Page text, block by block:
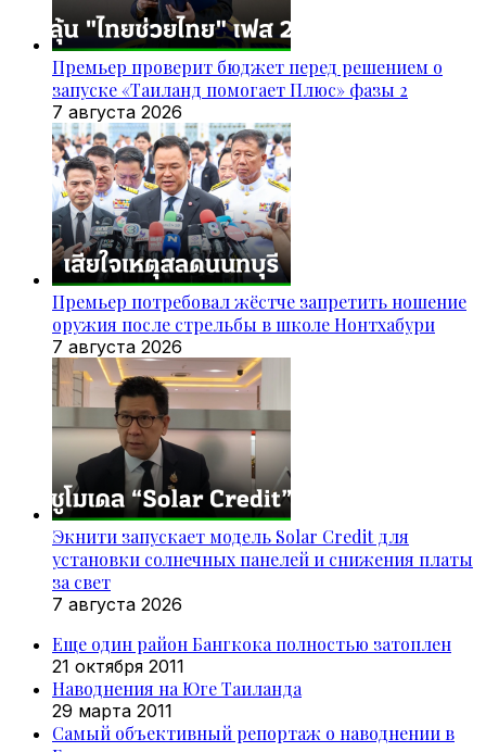
Премьер проверит бюджет перед решением о
запуске «Таиланд помогает Плюс» фазы 2
7 августа 2026
Премьер потребовал жёстче запретить ношение
оружия после стрельбы в школе Нонтхабури
7 августа 2026
Экнити запускает модель Solar Credit для
установки солнечных панелей и снижения платы
за свет
7 августа 2026
Еще один район Бангкока полностью затоплен
21 октября 2011
Наводнения на Юге Таиланда
29 марта 2011
Самый объективный репортаж о наводнении в